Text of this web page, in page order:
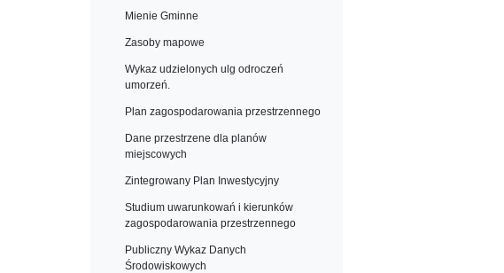
Mienie Gminne
Zasoby mapowe
Wykaz udzielonych ulg odroczeń
umorzeń.
Plan zagospodarowania przestrzennego
Dane przestrzene dla planów
miejscowych
Zintegrowany Plan Inwestycyjny
Studium uwarunkowań i kierunków
zagospodarowania przestrzennego
Publiczny Wykaz Danych
Środowiskowych